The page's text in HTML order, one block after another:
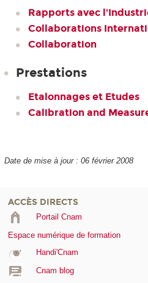
Rapports avec
Collaborations
Collaboration
Prestations
Etalonnages et Etudes
Calibration and
Date de mise à jour : 06 février 2008
ACCÈS DIRECTS
Portail Cnam
Espace numérique de formation
Handi'Cnam
Cnam blog